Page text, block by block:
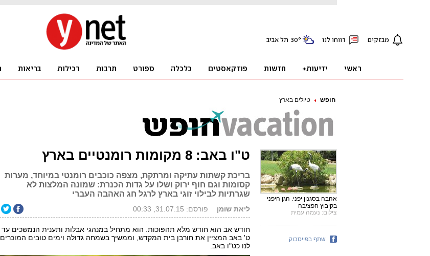
חופש טיולים בארץ
ט"ו באב: 8 מקומות רומנטיים בארץ
בריכת קשתות עתיקה ומרתקת, מצפה כוכבים רומנטי במיוחד, מערות
קסומות וגם חוף ירוק ושלו על גדות הכנרת: שמונה המלצות לא
שגרתיות לבילוי זוגי בארץ לרגל חג האהבה העברי
ליאת שומן פורסם: 31.07.15, 00:33
חודש אב הוא חודש מלא תהפוכות. הוא מתחיל במנהגי אבלות ותענית הנמשכים עד
ט' באב המציין את חורבן בית המקדש, וממשיך בשמחה גדולה וימים טובים המוכרים
לנו כט"ו באב.
אהבה בסגנון יפני. הגן היפני
בקיבוץ חפציבה
צילום: נעמה עמית
שתף בפייסבוק